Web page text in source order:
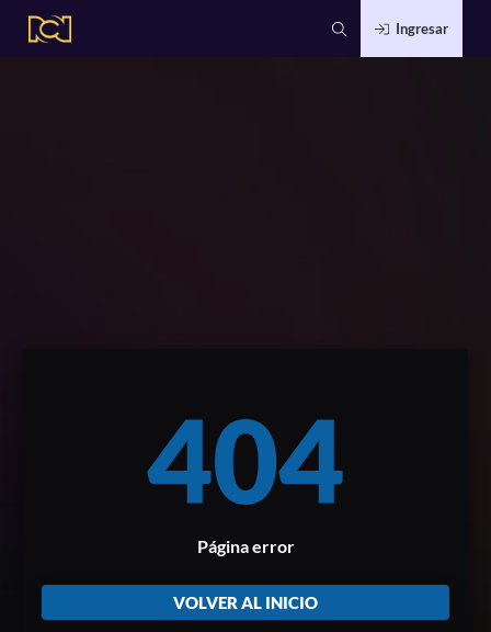
Ingresar
404
Página error
VOLVER AL INICIO